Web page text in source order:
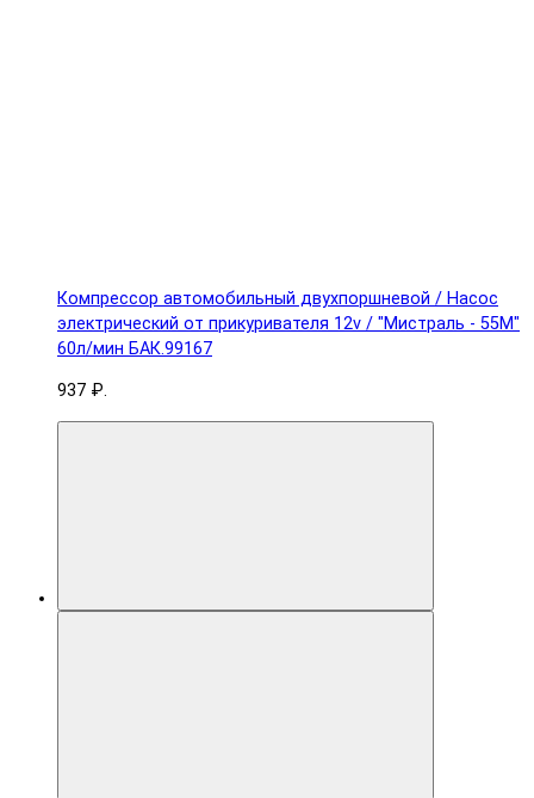
Компрессор автомобильный двухпоршневой / Насос
электрический от прикуривателя 12v / "Мистраль - 55М"
60л/мин БАК.99167
937 ₽.